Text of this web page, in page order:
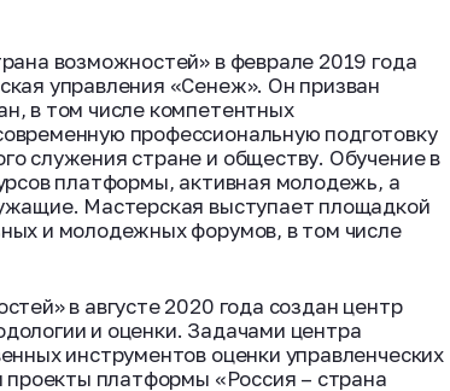
возможностей» в феврале 2019 года
управления «Сенеж». Он призван
в том числе компетентных
профессиональную подготовку
служения стране и обществу. Обучение в
платформы, активная молодежь, а
Мастерская выступает площадкой
и молодежных форумов, в том числе
в августе 2020 года создан центр
и оценки. Задачами центра
инструментов оценки управленческих
проекты платформы «Россия – страна